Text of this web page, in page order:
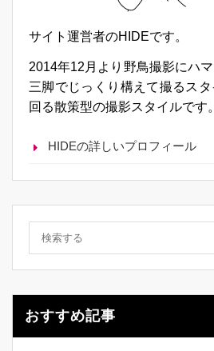
サイト運営者のHIDEです。
2014年12月より野鳥撮影にハ
三脚でじっくり構えて撮るス
回る散策型の撮影スタイルです。
HIDEの詳しいプロフィール
おすすめ記事